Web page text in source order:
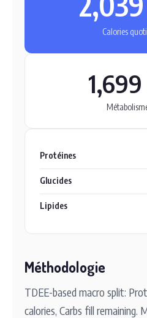
Calories
Protéines
Glucides
Lipides
Méthodologie
TDEE-based macro split:
calories, Carbs fill remaining.